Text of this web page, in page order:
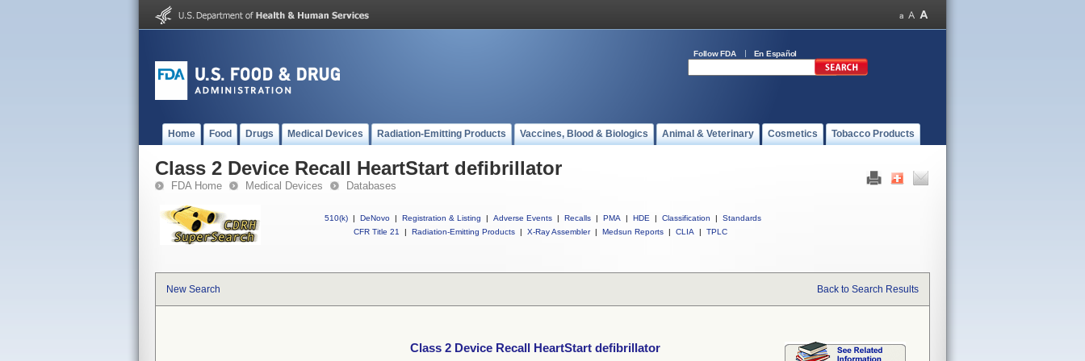
Follow FDA En Español
Home Food Drugs Medical Devices Radiation-Emitting Products Vaccines, Blood & Biologics Animal & Veterinary Cosmetics Tobacco Products
Class 2 Device Recall HeartStart defibrillator
FDA Home Medical Devices Databases
510(k) | DeNovo | Registration & Listing | Adverse Events | Recalls | PMA | HDE | Classification |
Standards
CFR Title 21
| Radiation-Emitting Products | X-Ray Assembler | Medsun Reports | CLIA | TPLC
New Search Back to Search Results
Class 2 Device Recall HeartStart defibrillator